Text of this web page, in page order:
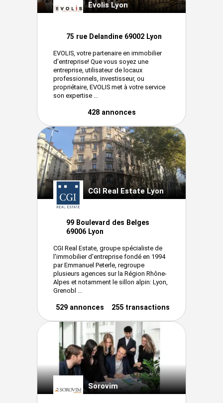
Evolis Lyon
75 rue Delandine 69002 Lyon
EVOLIS, votre partenaire en immobilier
d’entreprise! Que vous soyez une
entreprise, utilisateur de locaux
professionnels, investisseur, ou
propriétaire, EVOLIS met à votre service
son expertise ...
428 annonces
CGI Real Estate Lyon
99 Boulevard des Belges
69006 Lyon
CGI Real Estate, groupe spécialiste de
l'immobilier d'entreprise fondé en 1994
par Emmanuel Peterle, regroupe
plusieurs agences sur la Région Rhône-
Alpes et notamment le sillon alpin: Lyon,
Grenobl ...
529 annonces 255 transactions
Sorovim